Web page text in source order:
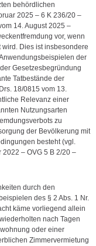
behördlichen
2025 – 6 K 236/20 –
14. August 2025 –
vor, wenn
Dies ist insbesondere
der
Gesetzesbegründung
Tatbestände der
18/0815 vom 13.
Relevanz einer
Nutzungsarten
zu
der Bevölkerung mit
besteht (vgl.
– OVG 5 B 2/20 –
durch den
des § 2 Abs. 1 Nr.
käme vorliegend allein
nach Tagen
oder einer
Zimmervermietung